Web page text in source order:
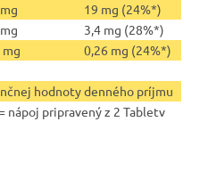
19 mg (24%*)
3,4 mg (28%*)
mg
0,26 mg (24%*)
hodnoty denného príjmu
nápoj pripravený z 2 Tabletv